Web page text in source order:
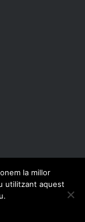
2 de
la millor
utilitzant aquest